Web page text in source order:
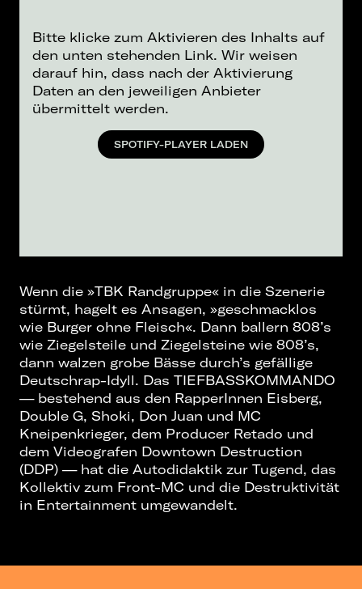
Bitte klicke zum Aktivieren des Inhalts auf
den unten stehenden Link. Wir weisen
darauf hin, dass nach der Aktivierung
Daten an den jeweiligen Anbieter
übermittelt werden.
SPOTIFY-PLAYER LADEN
Wenn die »TBK Randgruppe« in die Szenerie
stürmt, hagelt es Ansagen, »geschmacklos
wie Burger ohne Fleisch«. Dann ballern 808’s
wie Ziegelsteile und Ziegelsteine wie 808’s,
dann walzen grobe Bässe durch’s gefällige
Deutschrap-Idyll. Das TIEFBASSKOMMANDO
— bestehend aus den RapperInnen Eisberg,
Double G, Shoki, Don Juan und MC
Kneipenkrieger, dem Producer Retado und
dem Videografen Downtown Destruction
(DDP) — hat die Autodidaktik zur Tugend, das
Kollektiv zum Front-MC und die Destruktivität
in Entertainment umgewandelt.